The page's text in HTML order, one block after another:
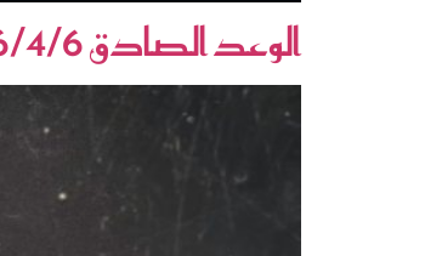
الوعد الصادق 2026/4/6